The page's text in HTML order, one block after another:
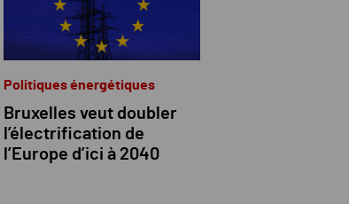
Politiques énergétiques
Bruxelles veut doubler
l’électrification de
l’Europe d’ici à 2040